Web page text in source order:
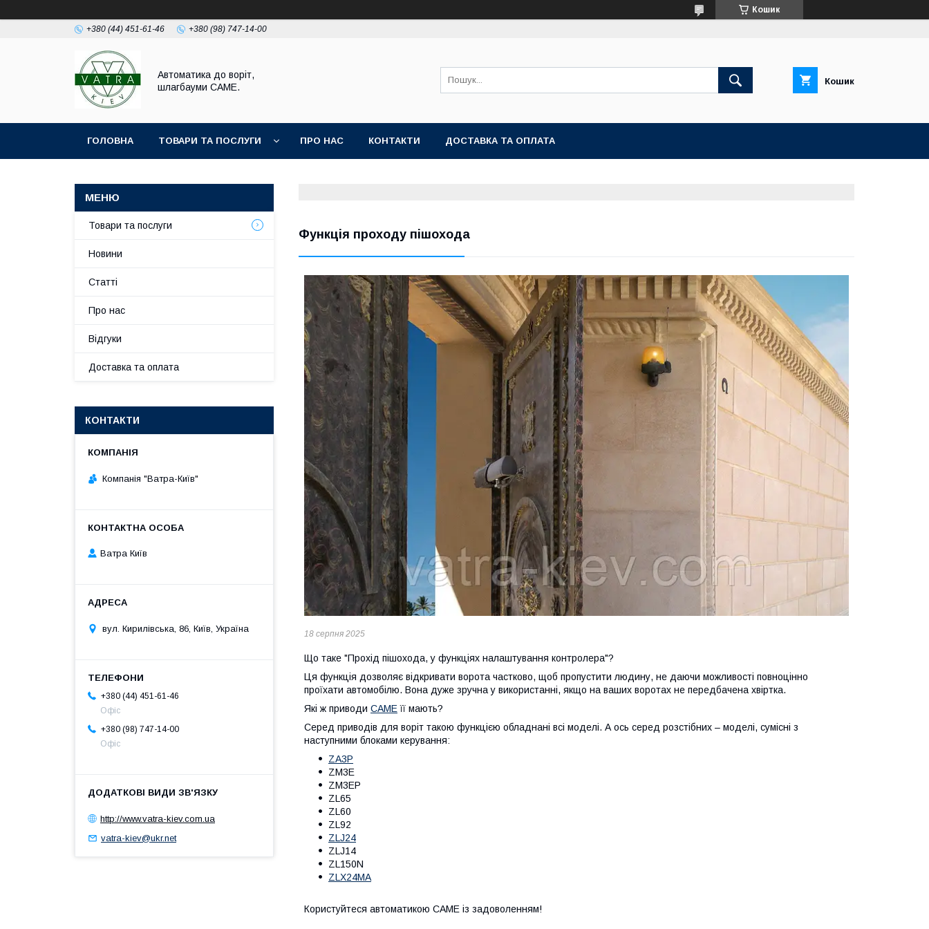
Кошик
+380 (44) 451-61-46 +380 (98) 747-14-00
Автоматика до воріт,
шлагбауми CAME.
Кошик
ГОЛОВНА ТОВАРИ ТА ПОСЛУГИ ПРО НАС КОНТАКТИ ДОСТАВКА ТА ОПЛАТА
Функція проходу пішохода
18 серпня 2025
Що таке "Прохід пішохода, у функціях налаштування контролера"?
Ця функція дозволяє відкривати ворота частково, щоб пропустити людину, не даючи можливості повноцінно
проїхати автомобілю. Вона дуже зручна у використанні, якщо на ваших воротах не передбачена хвіртка.
Які ж приводи CAME її мають?
Серед приводів для воріт такою функцією обладнані всі моделі. А ось серед розстібних – моделі, сумісні з
наступними блоками керування:
ZA3P
ZM3E
ZM3EP
ZL65
ZL60
ZL92
ZLJ24
ZLJ14
ZL150N
ZLX24MA
Користуйтеся автоматикою САМЕ із задоволенням!
Товари та послуги
Новини
Статті
Про нас
Відгуки
Доставка та оплата
КОНТАКТИ
Компанія "Ватра-Київ"
Ватра Київ
вул. Кирилівська, 86, Київ, Україна
+380 (44) 451-61-46
Офіс
+380 (98) 747-14-00
Офіс
http://www.vatra-kiev.com.ua
vatra-kiev@ukr.net